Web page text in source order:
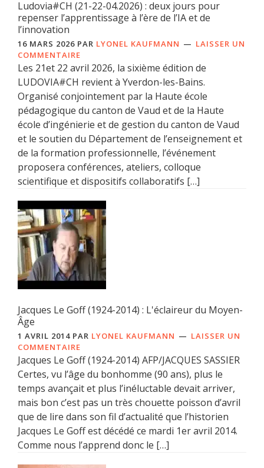
Ludovia#CH (21-22-04.2026) : deux jours pour
repenser l’apprentissage à l’ère de l’IA et de
l’innovation
16 MARS 2026 PAR LYONEL KAUFMANN
LAISSER UN
COMMENTAIRE
Les 21et 22 avril 2026, la sixième édition de
LUDOVIA#CH revient à Yverdon-les-Bains.
Organisé conjointement par la Haute école
pédagogique du canton de Vaud et de la Haute
école d’ingénierie et de gestion du canton de Vaud
et le soutien du Département de l’enseignement et
de la formation professionnelle, l’événement
proposera conférences, ateliers, colloque
scientifique et dispositifs collaboratifs […]
Jacques Le Goff (1924-2014) : L'éclaireur du Moyen-
Âge
1 AVRIL 2014 PAR LYONEL KAUFMANN
LAISSER UN
COMMENTAIRE
Jacques Le Goff (1924-2014) AFP/JACQUES SASSIER
Certes, vu l’âge du bonhomme (90 ans), plus le
temps avançait et plus l’inéluctable devait arriver,
mais bon c’est pas un très chouette poisson d’avril
que de lire dans son fil d’actualité que l’historien
Jacques Le Goff est décédé ce mardi 1er avril 2014.
Comme nous l’apprend donc le […]